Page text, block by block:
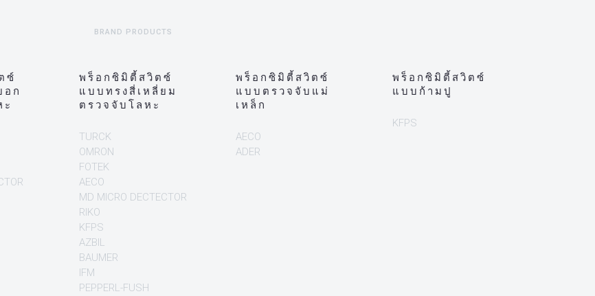
BRAND PRODUCTS
ซ์
อก
พร็อกซิมิตี้สวิตซ์
แบบทรงสี่เหลี่ยม
ตรวจจับโลหะ
TURCK
OMRON
FOTEK
AECO
MD MICRO DECTECTOR
RIKO
KFPS
AZBIL
BAUMER
IFM
PEPPERL-FUSH
พร็อกซิมิตี้สวิตซ์
แบบตรวจจับแม่
เหล็ก
AECO
ADER
พร็อกซิมิตี้สวิตซ์
แบบก้ามปู
KFPS